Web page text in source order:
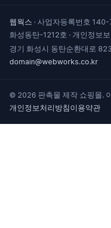
웹웍스 · 사업자등록번호
화성동탄-1212호 · 개인정보
경기 화성시 동탄순환대로
domain@webworks.co.kr
© 2026 판촉물 제작 쇼핑몰.
개인정보처리방침 이용약관